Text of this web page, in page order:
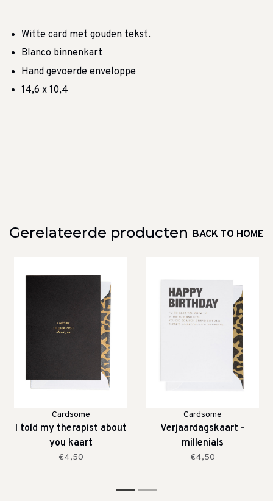
Witte card met gouden tekst.
Blanco binnenkart
Hand gevoerde enveloppe
14,6 x 10,4
Gerelateerde producten BACK TO HOME
Cardsome
I told my therapist about
you kaart
€4,50
Cardsome
Verjaardagskaart -
millenials
€4,50
1 2